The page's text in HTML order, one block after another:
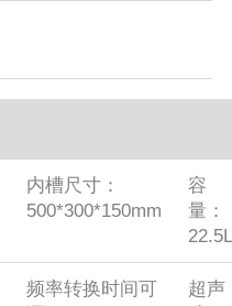
内槽尺寸：
500*300*150mm
容
量：
22.5L
频率转换时间可
超声